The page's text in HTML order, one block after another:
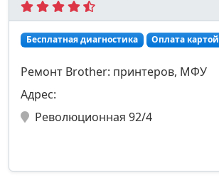
Бесплатная диагностика Оплата картой
Ремонт Brother: принтеров, МФУ
Адрес:
Революционная 92/4